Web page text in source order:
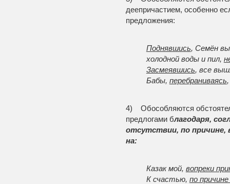
деепричастием, особенно
предложения:
Поднявшись, Семён
холодной воды и пил,
Засмеявшись, все
Бабы, перебраниваясь
4) Обособляются
предлогами благодаря,
отсутствии, по причине,
на:
Казак мой, вопреки
К счастью, по